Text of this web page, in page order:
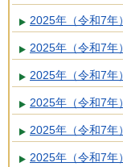
2025年（令和7年
2025年（令和7年
2025年（令和7年
2025年（令和7年
2025年（令和7年
2025年（令和7年